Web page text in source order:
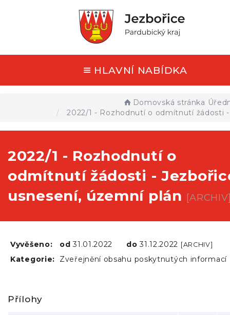
HLAVNÍ NABÍDKA
Domovská stránka
2022/1 - Rozhodnutí o odmítnutí žádosti
2022/1 - Rozhodnutí o
odmítnutí žádosti -
usnesení, územní plán
Vyvěšeno: od31.01.2022 do31.12.2022 [ARCHIV]
Kategorie: Zveřejnění obsahu poskytnutých informací
Přílohy